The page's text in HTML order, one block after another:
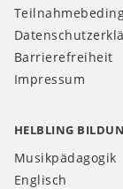
Barrierefreiheit
Impressum
HELBLING
Musikpädagogik
Englisch